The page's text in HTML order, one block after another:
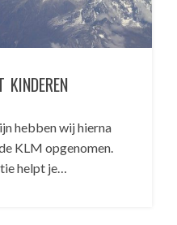
KINDEREN
hebben wij hierna
KLM opgenomen.
helpt je…